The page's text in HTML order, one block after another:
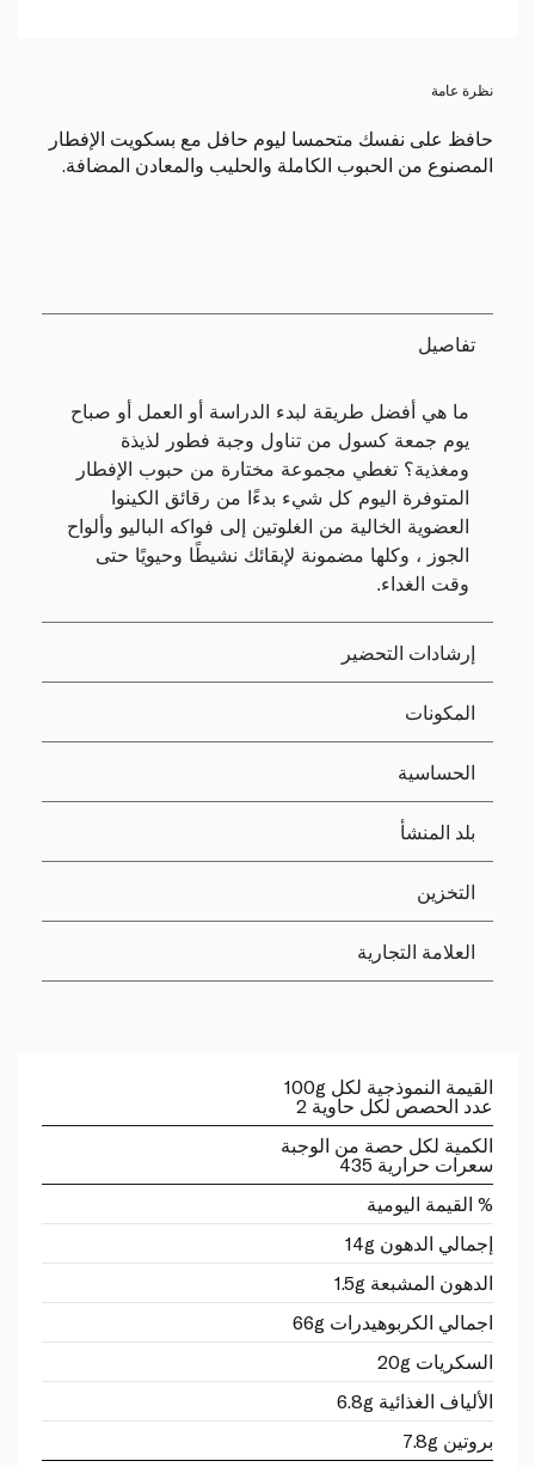
نظرة عامة
حافظ على نفسك متحمسا ليوم حافل مع بسكويت الإفطار
المصنوع من الحبوب الكاملة والحليب والمعادن المضافة.
تفاصيل
ما هي أفضل طريقة لبدء الدراسة أو العمل أو صباح
يوم جمعة كسول من تناول وجبة فطور لذيذة
ومغذية؟ تغطي مجموعة مختارة من حبوب الإفطار
المتوفرة اليوم كل شيء بدءًا من رقائق الكينوا
العضوية الخالية من الغلوتين إلى فواكه الباليو وألواح
الجوز ، وكلها مضمونة لإبقائك نشيطًا وحيويًا حتى
وقت الغداء.
إرشادات التحضير
المكونات
الحساسية
بلد المنشأ
التخزين
العلامة التجارية
القيمة النموذجية لكل 100g
عدد الحصص لكل حاوية 2
الكمية لكل حصة من الوجبة
سعرات حرارية 435
% القيمة اليومية
إجمالي الدهون 14g
الدهون المشبعة 1.5g
اجمالي الكربوهيدرات 66g
السكريات 20g
الألياف الغذائية 6.8g
بروتين 7.8g